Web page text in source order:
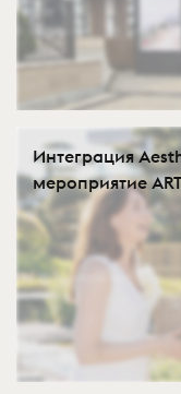
Интеграция
мероприятие